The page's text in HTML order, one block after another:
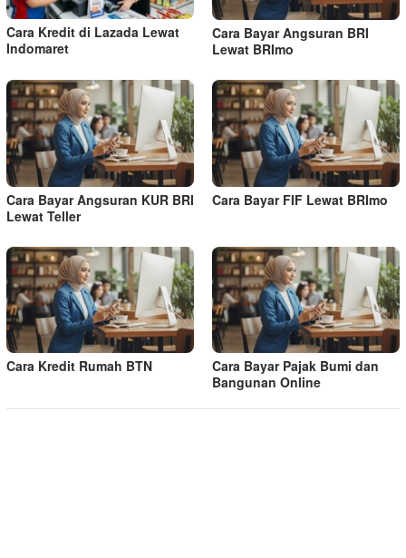
Cara Kredit di Lazada Lewat
Indomaret
Cara Bayar Angsuran BRI
Lewat BRImo
Cara Bayar Angsuran KUR BRI
Lewat Teller
Cara Bayar FIF Lewat BRImo
Cara Kredit Rumah BTN
Cara Bayar Pajak Bumi dan
Bangunan Online